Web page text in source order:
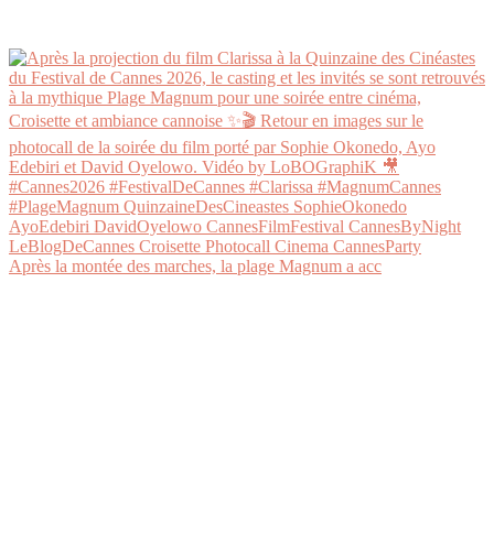
Après la montée des marches, la plage Magnum a acc